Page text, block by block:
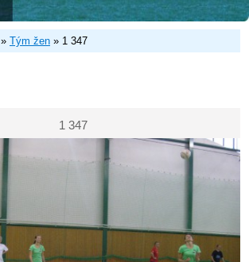
» Tým žen » 1 347
1 347